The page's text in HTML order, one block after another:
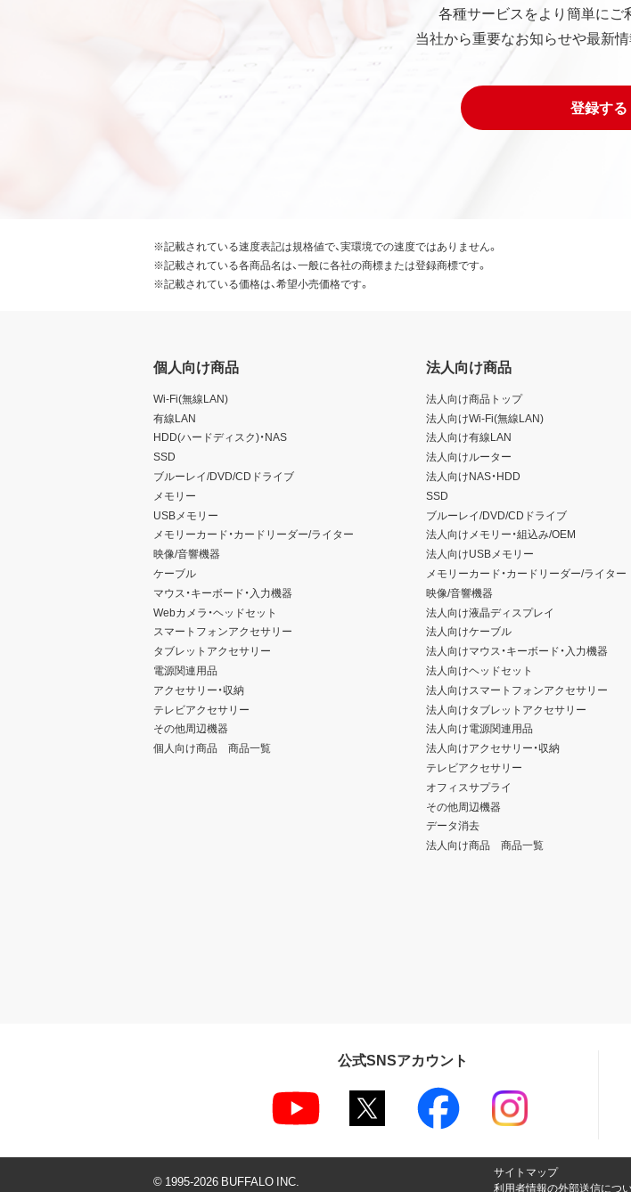
各種サービスをより簡単にご
当社から重要なお知らせや最新
登録する
※記載されている速度表記は規格値で、実環境での速度ではありません。
※記載されている各商品名は、一般に各社の商標または登録商標です。
※記載されている価格は、希望小売価格です。
個人向け商品
Wi-Fi(無線LAN)
有線LAN
HDD(ハードディスク)・NAS
SSD
ブルーレイ/DVD/CDドライブ
メモリー
USBメモリー
メモリーカード・カードリーダー/ライター
映像/音響機器
ケーブル
マウス・キーボード・入力機器
Webカメラ・ヘッドセット
スマートフォンアクセサリー
タブレットアクセサリー
電源関連用品
アクセサリー・収納
テレビアクセサリー
その他周辺機器
個人向け商品 商品一覧
法人向け商品
法人向け商品トップ
法人向けWi-Fi(無線LAN)
法人向け有線LAN
法人向けルーター
法人向けNAS・HDD
SSD
ブルーレイ/DVD/CDドライブ
法人向けメモリー・組込み/OEM
法人向けUSBメモリー
メモリーカード・カードリーダー/ライター
映像/音響機器
法人向け液晶ディスプレイ
法人向けケーブル
法人向けマウス・キーボード・入力機器
法人向けヘッドセット
法人向けスマートフォンアクセサリー
法人向けタブレットアクセサリー
法人向け電源関連用品
法人向けアクセサリー・収納
テレビアクセサリー
オフィスサプライ
その他周辺機器
データ消去
法人向け商品 商品一覧
公式SNSアカウント
サイトマップ
利用者情報の外部送信につ
© 1995-2026 BUFFALO INC.